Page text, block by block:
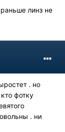
линз не
. но
фотку
. ни